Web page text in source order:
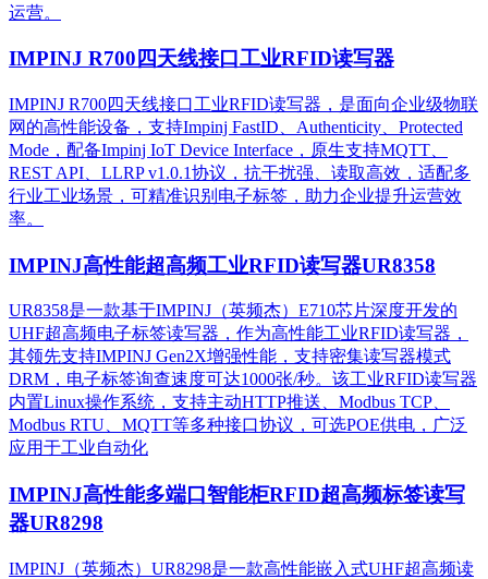
运营。​
IMPINJ R700四天线接口工业RFID读写器
IMPINJ R700四天线接口工业RFID读写器，是面向企业级物联
网的高性能设备，支持Impinj FastID、Authenticity、Protected
Mode，配备Impinj IoT Device Interface，原生支持MQTT、
REST API、LLRP v1.0.1协议，抗干扰强、读取高效，适配多
行业工业场景，可精准识别电子标签，助力企业提升运营效
率。
IMPINJ高性能超高频工业RFID读写器UR8358
UR8358是一款基于IMPINJ（英频杰）E710芯片深度开发的
UHF超高频电子标签读写器，作为高性能工业RFID读写器，
其领先支持IMPINJ Gen2X增强性能，支持密集读写器模式
DRM，电子标签询查速度可达1000张/秒。该工业RFID读写器
内置Linux操作系统，支持主动HTTP推送、Modbus TCP、
Modbus RTU、MQTT等多种接口协议，可选POE供电，广泛
应用于工业自动化
IMPINJ高性能多端口智能柜RFID超高频标签读写
器UR8298
IMPINJ（英频杰）UR8298是一款高性能嵌入式UHF超高频读